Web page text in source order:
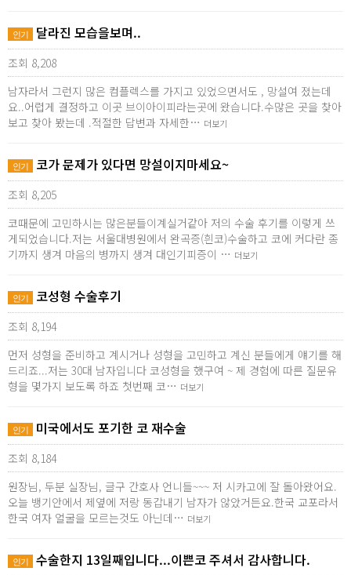
인기 달라진 모습을보며..
조회 8,208
남자라서 그런지 많은 컴플렉스를 가지고 있었으면서도 , 망설여 졌는데
요..어렵게 결정하고 이곳 브이아이피라는곳에 왔습니다.수많은 곳을 찾아
보고 찾아 봤는데 .적절한 답변과 자세한… 더보기
인기 코가 문제가 있다면 망설이지마세요~
조회 8,205
코때문에 고민하시는 많은분들이계실거같아 저의 수술 후기를 이렇게 쓰
게되었습니다.저는 서울대병원에서 완곡증(흰코)수술하고 코에 커다란 종
기까지 생겨 마음의 병까지 생겨 대인기피증이 … 더보기
인기 코성형 수술후기
조회 8,194
먼저 성형을 준비하고 계시거나 성형을 고민하고 계신 분들에게 얘기를 해
드리죠...저는 30대 남자입니다 코성형을 했구여 ~ 제 경험에 따른 질문유
형을 몇가지 보도록 하죠 첫번째 코… 더보기
인기 미국에서도 포기한 코 재수술
조회 8,184
원장님, 두분 실장님, 글구 간호사 언니들~~~ 저 시카고에 잘 돌아왔어요.
오늘 뱅기안에서 제옆에 저랑 동갑내기 남자가 않았거든요.한국 교포라서
한국 여자 얼굴을 모르는것도 아닌데… 더보기
인기 수술한지 13일째입니다...이쁜코 주셔서 감사합니다.